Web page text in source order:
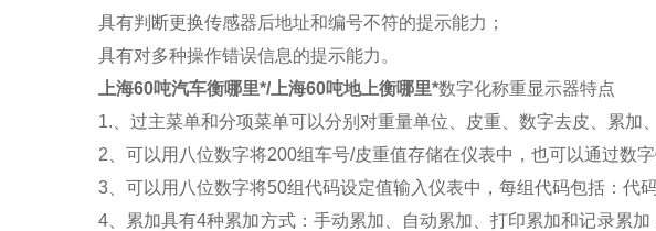
具有判断更换传感器后地址和编号不符的提示能力；
具有对多种操作错误信息的提示能力。
上海60吨汽车衡哪里*/上海60吨地上衡哪里*数字化称重显示器特点
1. 、过主菜单和分项菜单可以分别对重量单位、皮重、数字去皮、累加
2 、可以用八位数字将200组车号/皮重值存储在仪表中，也可以通过数
3 、可以用八位数字将50组代码设定值输入仪表中，每组代码包括：代
4 、累加具有4种累加方式：手动累加、自动累加、打印累加和记录累